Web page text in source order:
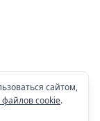
сайтом,
cookie.